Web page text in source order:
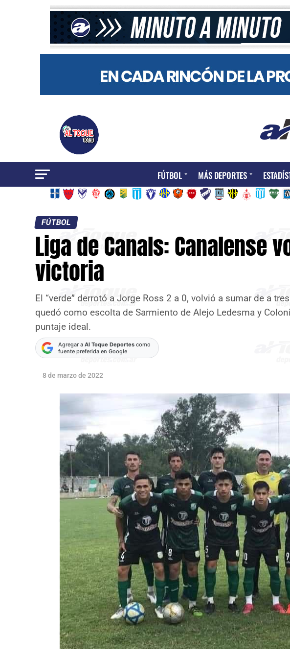
FÚTBOL MÁS DEPORTES
FÚTBOL
Liga de Canals: Canalense
victoria
El “verde” derrotó a Jorge Ross 2 a 0, volvió a sumar de a
quedó como escolta de Sarmiento de Alejo Ledesma y
puntaje ideal.
Agregar a Al Toque Deportes como
fuente preferida en Google
8 de marzo de 2022